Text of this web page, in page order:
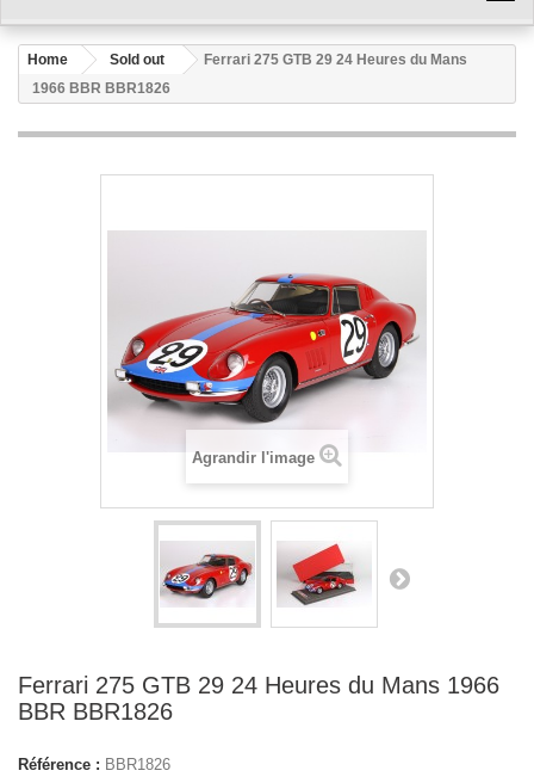
Home Sold out
Ferrari 275 GTB 29 24 Heures du Mans
1966 BBR BBR1826
Agrandir l'image
Ferrari 275 GTB 29 24 Heures du Mans 1966
BBR BBR1826
Référence : BBR1826